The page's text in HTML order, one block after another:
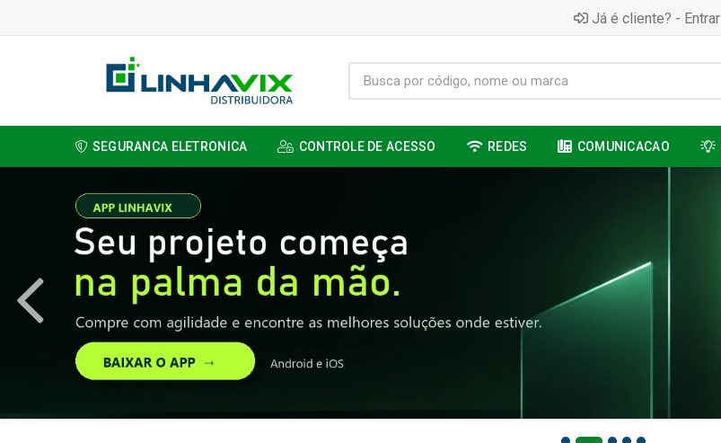
Já é cliente? - Entrar
SEGURANCA ELETRONICA CONTROLE DE ACESSO REDES COMUNICACAO